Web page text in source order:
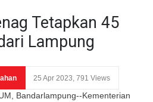
Tetapkan 45
Lampung
25 Apr 2023, 791 Views
Bandarlampung--Kementerian